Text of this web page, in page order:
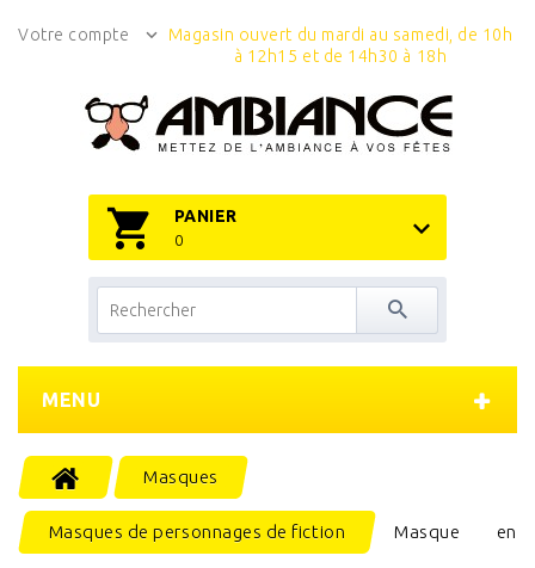
Votre compte
Magasin ouvert du mardi au samedi, de 10h
à 12h15 et de 14h30 à 18h
PANIER
0
MENU
Masques
Masques de personnages de fiction Masque en